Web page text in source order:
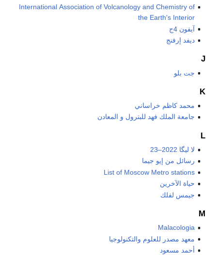
International Association of Volcanology and Chemistry of
the Earth's Interior
آيفون 4ج
ديفد إرفنج
J
جت بلو
K
محمد كاظم خراساني
جامعة الملك فهد للبترول و المعادن
L
لا ليگا 2022–23
رسائل من إيو جيما
List of Moscow Metro stations
حياة الآخرين
جيمس لفلك
M
Malacologia
معهد مصدر للعلوم والتكنولوجيا
أحمد مسعود